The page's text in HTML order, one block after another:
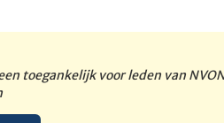
toegankelijk voor leden van